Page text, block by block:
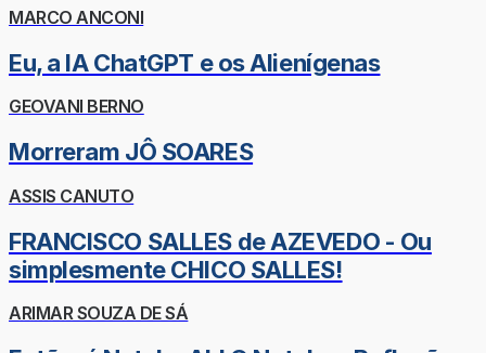
MARCO ANCONI
Eu, a IA ChatGPT e os Alienígenas
GEOVANI BERNO
Morreram JÔ SOARES
ASSIS CANUTO
FRANCISCO SALLES de AZEVEDO - Ou
simplesmente CHICO SALLES!
ARIMAR SOUZA DE SÁ